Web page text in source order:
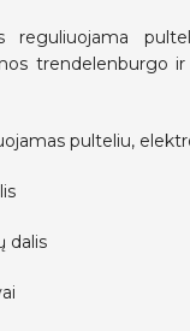
reguliuojama
trendelenburgo
pulteliu,
dalis